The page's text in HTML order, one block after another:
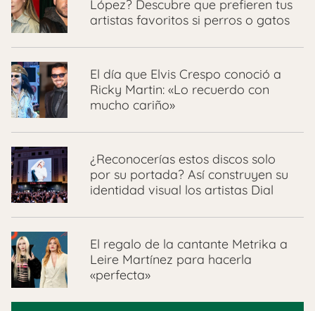
López? Descubre que prefieren tus
artistas favoritos si perros o gatos
El día que Elvis Crespo conoció a
Ricky Martin: «Lo recuerdo con
mucho cariño»
¿Reconocerías estos discos solo
por su portada? Así construyen su
identidad visual los artistas Dial
El regalo de la cantante Metrika a
Leire Martínez para hacerla
«perfecta»